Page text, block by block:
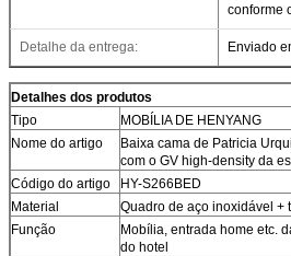
conforme
Detalhe da entrega: Enviado
Detalhes dos produtos
Tipo
MOBÍLIA DE HENYANG
Nome do artigo
Baixa cama de Patricia
com o GV high-density da
Código do artigo
HY-S266BED
Material
Quadro de aço inoxidável +
Função
Mobília, entrada home etc.
do hotel